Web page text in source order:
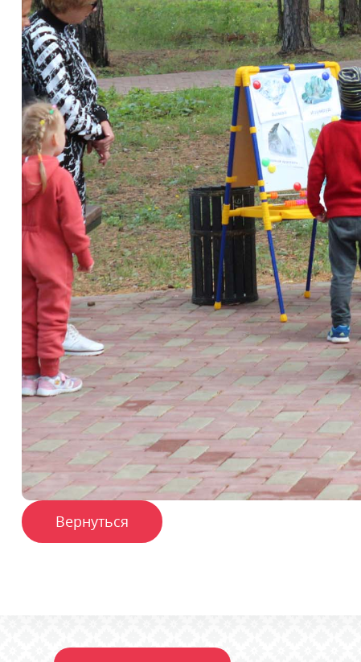
Вернуться